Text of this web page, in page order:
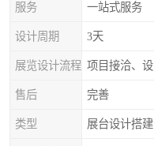
服务 一站式服务
设计周期 3天
展览设计流程
售后 完善
类型 展台设计搭建